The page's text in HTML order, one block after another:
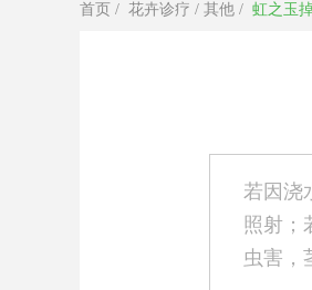
首页 / 花卉诊疗 / 其他 / 虹之玉
若因浇
照射；
虫害，